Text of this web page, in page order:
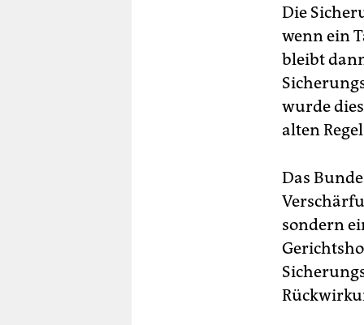
Die
wenn ein
bleibt
wurde
alten
Das
sondern